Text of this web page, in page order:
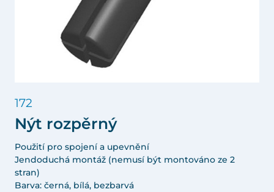
172
Nýt rozpěrný
Použití pro spojení a upevnění
Jendoduchá montáž (nemusí být montováno ze 2
stran)
Barva: černá, bílá, bezbarvá